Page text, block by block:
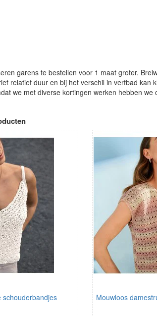
garens te bestellen voor 1 maat groter.
relatief duur en bij het verschil in verfbad kan
we met diverse kortingen werken hebben
schouderbandjes Mouwloos